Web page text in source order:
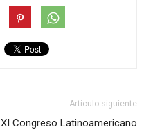
Artículo siguiente
XI Congreso Latinoamericano